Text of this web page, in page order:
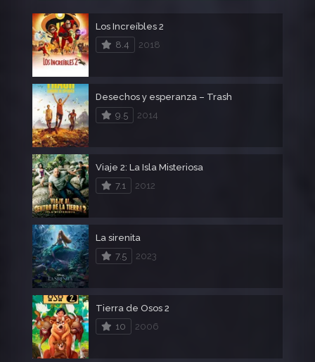
Los Increíbles 2
8.4
2018
Desechos y esperanza – Trash
9.5
2014
Viaje 2: La Isla Misteriosa
7.1
2012
La sirenita
7.5
2023
Tierra de Osos 2
10
2006